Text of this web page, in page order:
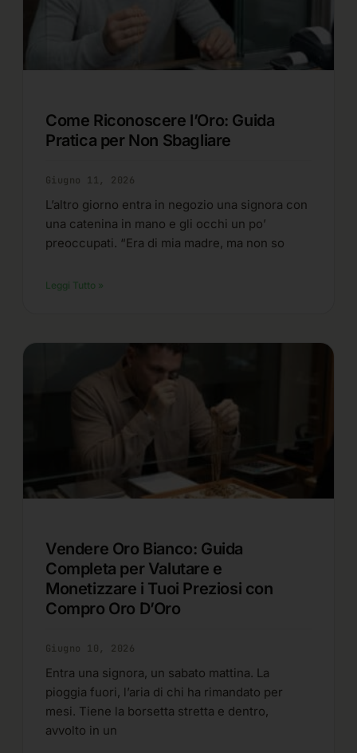
Come Riconoscere l’Oro: Guida
Pratica per Non Sbagliare
Giugno 11, 2026
L’altro giorno entra in negozio una signora con
una catenina in mano e gli occhi un po’
preoccupati. “Era di mia madre, ma non so
Leggi Tutto »
Vendere Oro Bianco: Guida
Completa per Valutare e
Monetizzare i Tuoi Preziosi con
Compro Oro D’Oro
Giugno 10, 2026
Entra una signora, un sabato mattina. La
pioggia fuori, l’aria di chi ha rimandato per
mesi. Tiene la borsetta stretta e dentro,
avvolto in un